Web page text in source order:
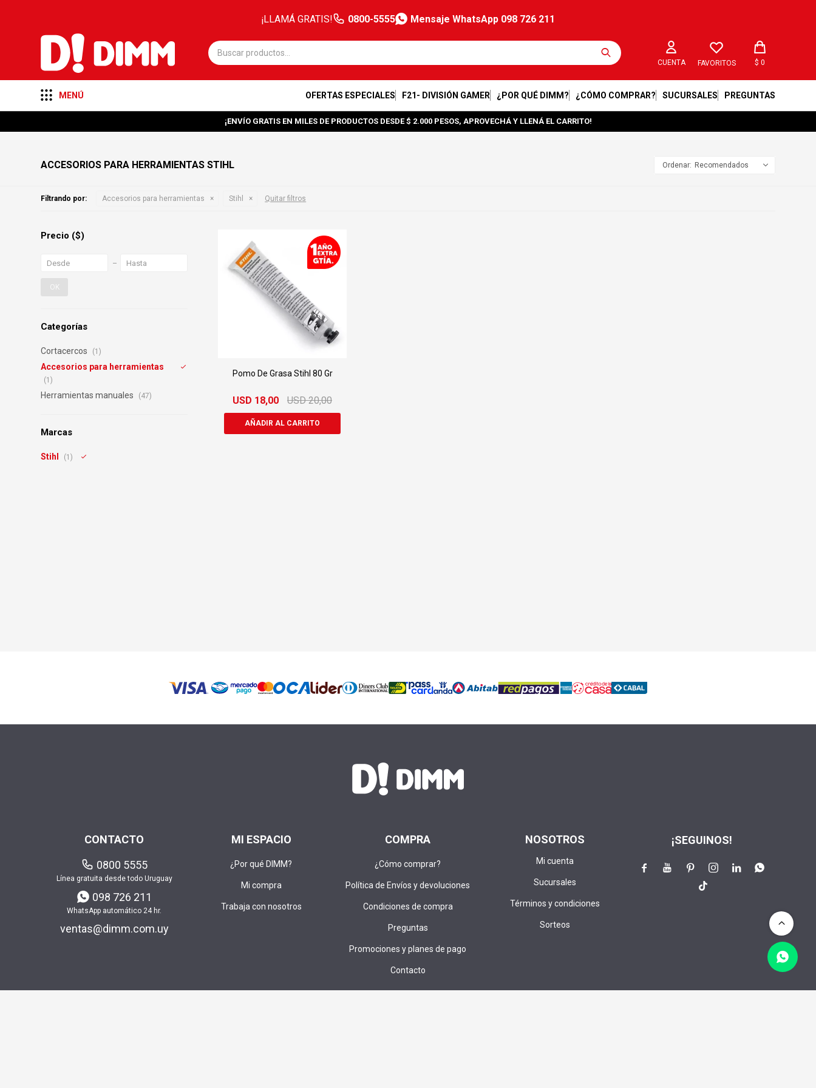
¡LLAMÁ GRATIS! 0800-5555 Mensaje WhatsApp 098 726 211
MENÚ OFERTAS ESPECIALES F21- DIVISIÓN GAMER ¿POR QUÉ DIMM? ¿CÓMO COMPRAR? SUCURSALES PREGUNTAS
FAVORITOS $ 0
¡ENVÍO GRATIS EN MILES DE PRODUCTOS DESDE $ 2.000 PESOS, APROVECHÁ Y LLENÁ EL CARRITO!
ACCESORIOS PARA HERRAMIENTAS STIHL Recomendados
Filtrando por: Accesorios para herramientas Stihl Quitar filtros
Categorías
Cortacercos (1)
Accesorios para herramientas
(1)
Herramientas manuales (47)
Marcas
Stihl (1)
Precio ($)
OK
Pomo De Grasa Stihl 80 Gr
USD 18,00 USD 20,00
MI ESPACIO
¿Por qué DIMM?
Mi compra
Trabaja con nosotros
COMPRA
¿Cómo comprar?
Política de Envíos y devoluciones
Condiciones de compra
Preguntas
Promociones y planes de pago
Contacto
NOSOTROS
Mi cuenta
Sucursales
Términos y condiciones
Sorteos
CONTACTO
0800 5555
Línea gratuita desde todo Uruguay
098 726 211
WhatsApp automático 24 hr.
ventas@dimm.com.uy
¡SEGUINOS!
    

